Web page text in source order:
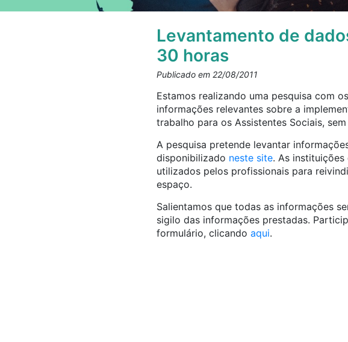
Levantamento de
30 horas
Publicado em 22/08/2011
Estamos realizando uma pesquisa com
informações relevantes sobre a
trabalho para os Assistentes Sociais,
A pesquisa pretende levantar
disponibilizado neste site. As instituições
utilizados pelos profissionais para
espaço.
Salientamos que todas as informações
sigilo das informações prestadas.
formulário, clicando aqui.